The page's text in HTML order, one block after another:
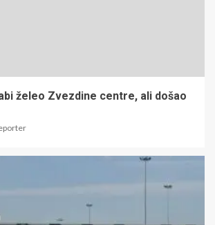
želeo Zvezdine centre, ali došao